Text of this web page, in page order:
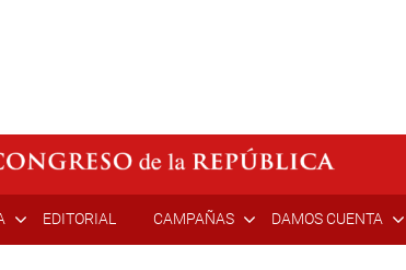
EDITORIAL CAMPAÑAS DAMOS CUENTA